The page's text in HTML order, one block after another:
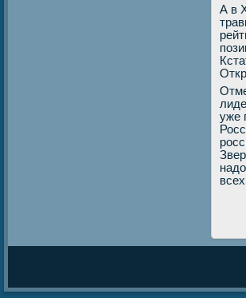
А в
уже